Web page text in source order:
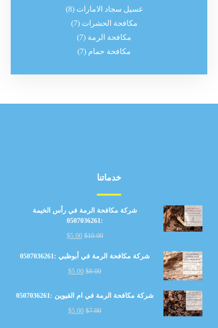
غسيل سجاد الامارات (8)
مكافحة الحشرات (7)
مكافحة الرمة (7)
مكافحة حمام (7)
خدماتنا
شركة مكافحة الرمة في رأس الخيمة
:0507036261
$10.00
$5.00
شركة مكافحة الرمة في أبوظبي :0507036261
$8.00
$5.00
شركة مكافحة الرمة في ام القيوين :0507036261
$7.00
$5.00